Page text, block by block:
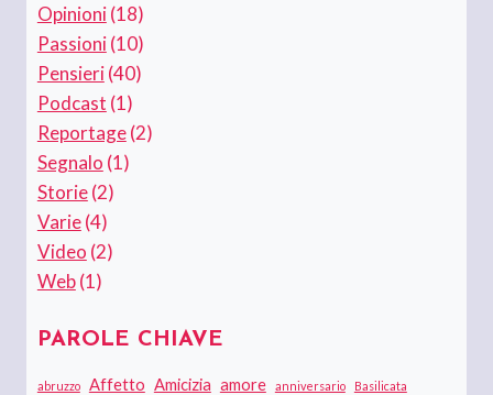
Opinioni(18)
Passioni(10)
Pensieri(40)
Podcast (1)
Reportage(2)
Segnalo (1)
Storie(2)
Varie(4)
Video (2)
Web(1)
PAROLE CHIAVE
abruzzo Affetto Amicizia amore anniversario Basilicata